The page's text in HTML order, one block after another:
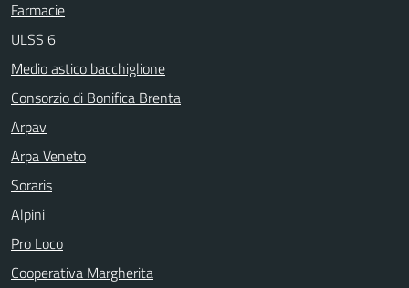
Farmacie
ULSS 6
Medio astico bacchiglione
Consorzio di Bonifica Brenta
Arpav
Arpa Veneto
Soraris
Alpini
Pro Loco
Cooperativa Margherita